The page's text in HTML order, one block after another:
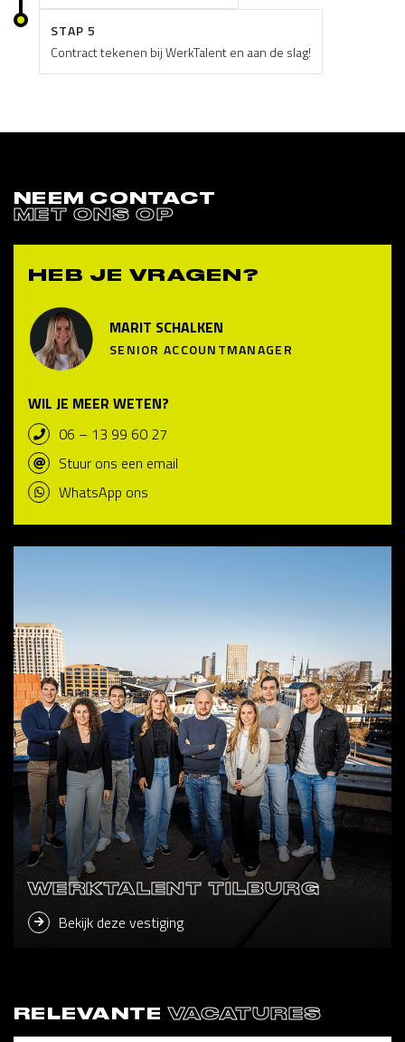
STAP 5
Contract tekenen bij WerkTalent en aan de slag!
NEEM CONTACT
MET ONS OP
HEB JE VRAGEN?
MARIT SCHALKEN
SENIOR ACCOUNTMANAGER
WIL JE MEER WETEN?
06 – 13 99 60 27
Stuur ons een email
WhatsApp ons
WERKTALENT TILBURG
Bekijk deze vestiging
RELEVANTEVACATURES